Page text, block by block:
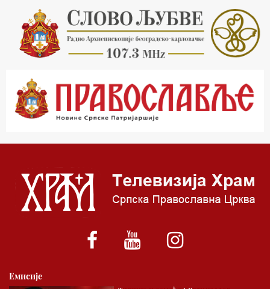
18.03 Кроз историју Београда
18.30 Врлинослов
19.40 Вечерње молитве
20.00 Вести из Цркве
20.15 Реч Архијереја
00.03 Црквена предавања и трибине
01.03 Српски јерарси
01.30 Хроника Архиепископије
02.30 Млади у Цркви
Емисије